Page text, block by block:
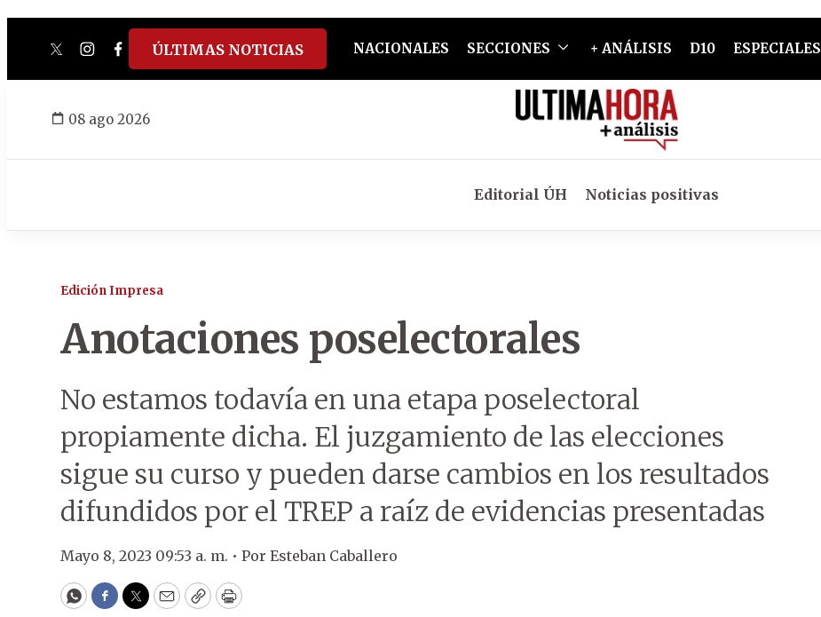
twitterinstagram
facebook
tiktokyoutube
spotify
ÚLTIMAS NOTICIAS NACIONALES SECCIONES + ANÁLISIS D10 ESPECIALES
08 ago 2026
Editorial ÚH Noticias positivas
Edición Impresa
Anotaciones poselectorales
No estamos todavía en una etapa poselectoral
propiamente dicha. El juzgamiento de las elecciones
sigue su curso y pueden darse cambios en los resultados
difundidos por el TREP a raíz de evidencias presentadas
Mayo 8, 2023 09:53 a. m. • Por Esteban Caballero
WhatsApp
Facebook
Twitter
EmailCopyPrint